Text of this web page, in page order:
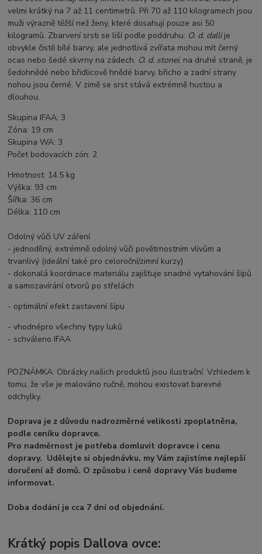
velmi krátký na 7 až 11 centimetrů. Při 70 až 110 kilogramech jsou
muži výrazně těžší než ženy, které dosahují pouze asi 50
kilogramů. Zbarvení srsti se liší podle poddruhu: O. d. dallije
obvykle čistě bílé barvy, ale jednotlivá zvířata mohou mít černý
ocas nebo šedé skvrny na zádech. O. d. stonei, na druhé straně, je
šedohnědé nebo břidlicově hnědé barvy, břicho a zadní strany
nohou jsou černé. V zimě se srst stává extrémně hustou a
dlouhou.
Skupina IFAA: 3
Zóna: 19 cm
Skupina WA: 3
Počet bodovacích zón: 2
Hmotnost: 14.5 kg
Výška: 93 cm
Šířka: 36 cm
Délka: 110 cm
Odolný vůči UV záření.
- jednodílný, extrémně odolný vůči povětrnostním vlivům a
trvanlivý (ideální také pro celoroční/zimní kurzy)
- dokonalá koordinace materiálu zajišťuje snadné vytahování šípů
a samozavírání otvorů po střelách
- optimální efekt zastavení šípu
- vhodnépro všechny typy luků
- schváleno IFAA
POZNÁMKA: Obrázky našich produktů jsou ilustrační. Vzhledem k
tomu, že vše je malováno ručně, mohou existovat barevné
odchylky.
Doprava je z důvodu nadrozměrné velikosti zpoplatněna,
podle ceníku dopravce.
Pro nadměrnost je potřeba domluvit dopravce i cenu
dopravy. Udělejte si objednávku, my Vám zajistíme nejlepší
doručení až domů. O způsobu i ceně dopravy Vás budeme
informovat.
Doba dodání je cca 7 dní od objednání.
Krátký popis Dallova ovce: